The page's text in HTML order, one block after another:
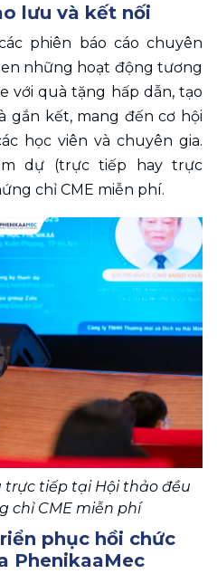
lưu và kết nối
phiên báo cáo chuyên
những hoạt động tương
với quà tặng hấp dẫn, tạo
gắn kết, mang đến cơ hội
học viên và chuyên gia.
dự (trực tiếp hay trực
chỉ CME miễn phí.
trực tiếp tại Hội thảo đều
chỉ CME miễn phí
phục hồi chức
PhenikaaMec